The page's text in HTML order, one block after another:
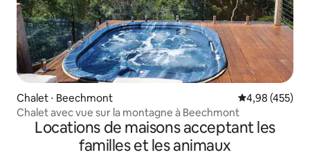
Chalet ⋅ Beechmont Évaluation
4,98 (455)
Chalet avec vue sur la montagne à Beechmont
Locations de maisons acceptant les
familles et les animaux